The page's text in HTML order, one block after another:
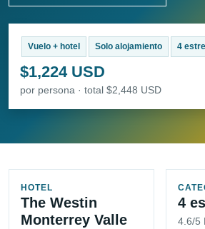
Vuelo + hotel Solo alojamiento 4
$1,224 USD
por persona · total $2,448 USD
HOTEL
The Westin
Monterrey Valle
4
4.6/5